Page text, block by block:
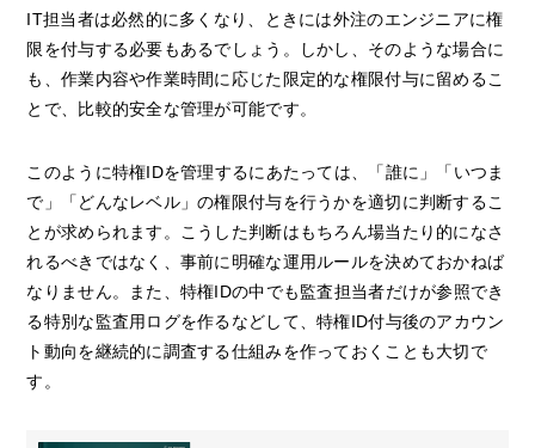
IT担当者は必然的に多くなり、ときには外注のエンジニアに権
限を付与する必要もあるでしょう。しかし、そのような場合に
も、作業内容や作業時間に応じた限定的な権限付与に留めるこ
とで、比較的安全な管理が可能です。
このように特権IDを管理するにあたっては、「誰に」「いつま
で」「どんなレベル」の権限付与を行うかを適切に判断するこ
とが求められます。こうした判断はもちろん場当たり的になさ
れるべきではなく、事前に明確な運用ルールを決めておかねば
なりません。また、特権IDの中でも監査担当者だけが参照でき
る特別な監査用ログを作るなどして、特権ID付与後のアカウン
ト動向を継続的に調査する仕組みを作っておくことも大切で
す。